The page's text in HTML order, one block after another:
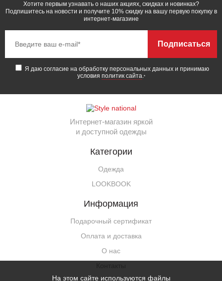
Хотите первым узнавать о наших акциях, скидках и новинках?
Подпишитесь на новости и получите 10% скидку на вашу первую покупку в
интернет-магазине
Я даю согласие на обработку персональных данных и принимаю
условия политик сайта.*
Подписаться
Интернет-магазин яркой
и доступной одежды
Категории
Одежда
LOOKBOOK
Информация
Подарочный сертификат
Оплата и доставка
О нас
На этом сайте используются файлы